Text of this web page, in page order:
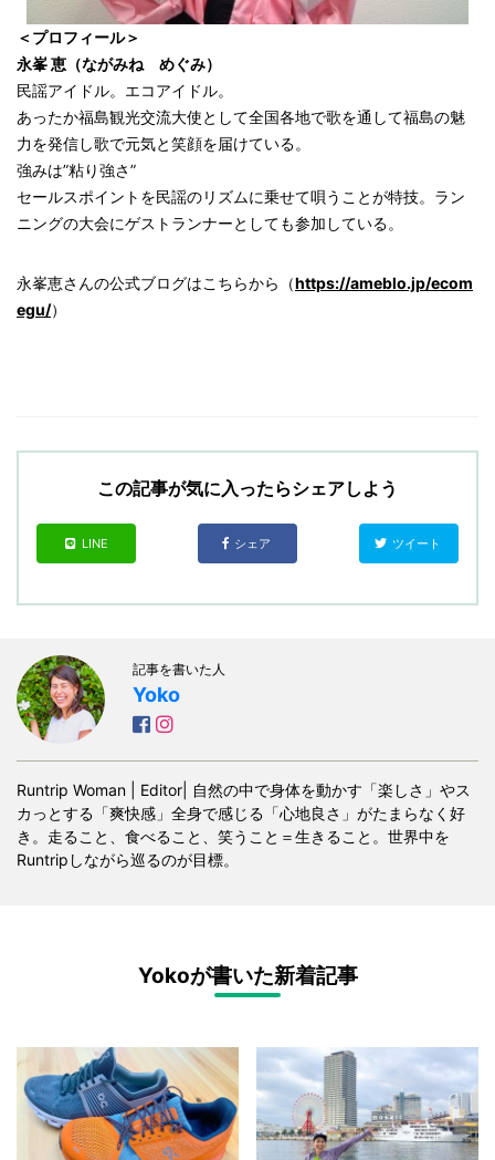
＜プロフィール＞
永峯 恵（ながみね めぐみ）
民謡アイドル。エコアイドル。
あったか福島観光交流大使として全国各地で歌を通して福島の魅
力を発信し歌で元気と笑顔を届けている。
強みは”粘り強さ”
セールスポイントを民謡のリズムに乗せて唄うことが特技。ラン
ニングの大会にゲストランナーとしても参加している。
永峯恵さんの公式ブログはこちらから（https://ameblo.jp/ecom
egu/）
この記事が気に入ったらシェアしよう
LINE シェア ツイート
記事を書いた人
Yoko
Runtrip Woman | Editor| 自然の中で身体を動かす「楽しさ」やス
カっとする「爽快感」全身で感じる「心地良さ」がたまらなく好
き。走ること、食べること、笑うこと＝生きること。世界中を
Runtripしながら巡るのが目標。
Yokoが書いた新着記事